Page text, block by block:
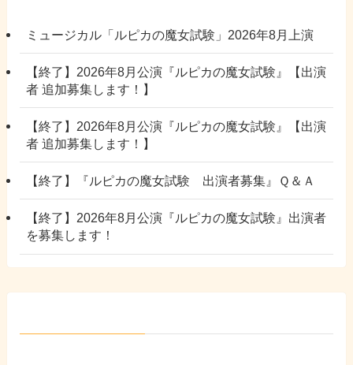
ミュージカル「ルピカの魔女試験」2026年8月上演
【終了】2026年8月公演『ルピカの魔女試験』【出演
者 追加募集します！】
【終了】2026年8月公演『ルピカの魔女試験』【出演
者 追加募集します！】
【終了】『ルピカの魔女試験 出演者募集』Ｑ＆Ａ
【終了】2026年8月公演『ルピカの魔女試験』出演者
を募集します！